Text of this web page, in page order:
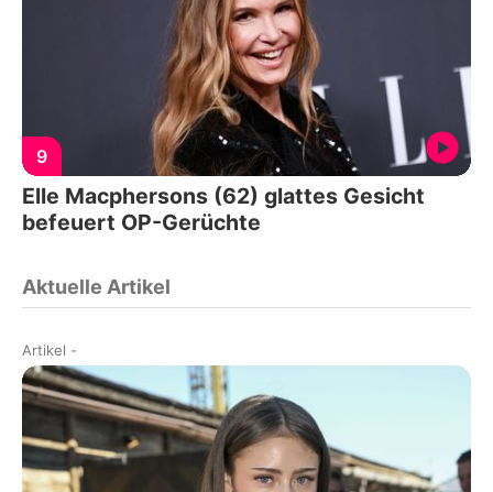
9
Elle Macphersons (62) glattes Gesicht
befeuert OP-Gerüchte
Aktuelle Artikel
Artikel -